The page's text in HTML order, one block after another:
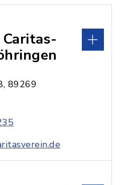
Caritas-
89269